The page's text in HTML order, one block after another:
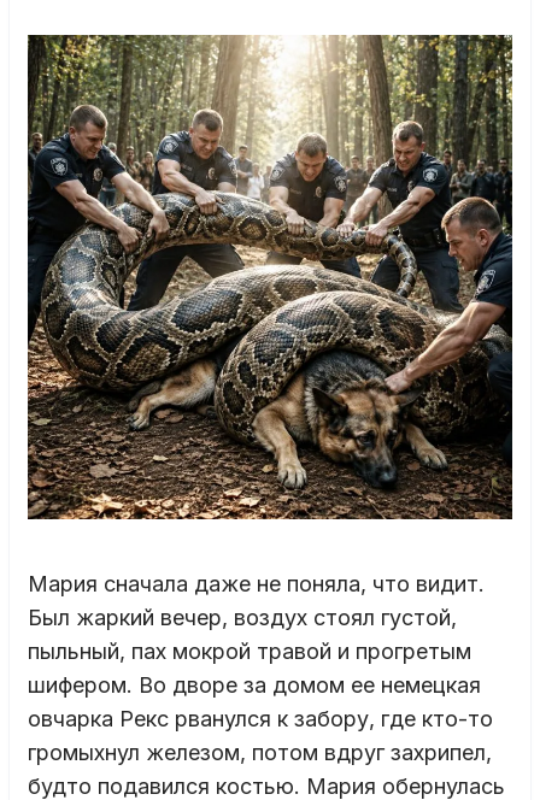
Мария сначала даже не поняла, что видит.
Был жаркий вечер, воздух стоял густой,
пыльный, пах мокрой травой и прогретым
шифером. Во дворе за домом ее немецкая
овчарка Рекс рванулся к забору, где кто-то
громыхнул железом, потом вдруг захрипел,
будто подавился костью. Мария обернулась